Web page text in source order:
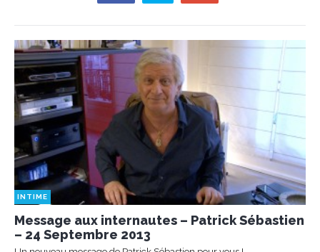
INTIME
Message aux internautes – Patrick Sébastien
– 24 Septembre 2013